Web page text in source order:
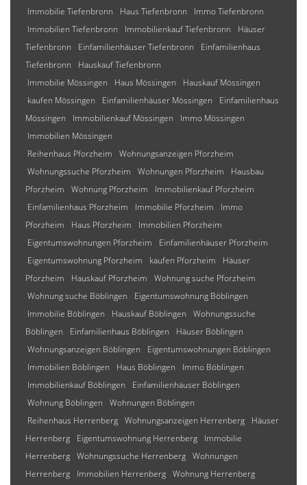
Immobilie Tiefenbronn
Haus Tiefenbronn
Immo Tiefenbronn
Immobilien Tiefenbronn
Immobilienkauf Tiefenbronn
Häuser
Tiefenbronn
Einfamilienhäuser Tiefenbronn
Einfamilienhaus
Tiefenbronn
Hauskauf Tiefenbronn
Immobilie Mössingen
Haus Mössingen
Hauskauf Mössingen
kaufen Mössingen
Einfamilienhäuser Mössingen
Einfamilienhaus
Mössingen
Immobilienkauf Mössingen
Immo Mössingen
Immobilien Mössingen
Reihenhaus Pforzheim
Wohnungsanzeigen Pforzheim
Wohnungssuche Pforzheim
Wohnungen Pforzheim
Hausbau
Pforzheim
Wohnung Pforzheim
Immobilienkauf Pforzheim
Einfamilienhaus Pforzheim
Immobilie Pforzheim
Immo
Pforzheim
Haus Pforzheim
Immobilien Pforzheim
Eigentumswohnungen Pforzheim
Einfamilienhäuser Pforzheim
Eigentumswohnung Pforzheim
kaufen Pforzheim
Häuser
Pforzheim
Hauskauf Pforzheim
Wohnung suche Pforzheim
Wohnung suche Böblingen
Eigentumswohnung Böblingen
Immobilie Böblingen
Hauskauf Böblingen
Wohnungssuche
Böblingen
Einfamilienhaus Böblingen
Häuser Böblingen
Wohnungsanzeigen Böblingen
Eigentumswohnungen Böblingen
Immobilien Böblingen
Haus Böblingen
Immo Böblingen
Immobilienkauf Böblingen
Einfamilienhäuser Böblingen
Wohnung Böblingen
Wohnungen Böblingen
Reihenhaus Herrenberg Wohnungsanzeigen Herrenberg
Häuser
Herrenberg
Eigentumswohnung Herrenberg
Immobilie
Herrenberg Wohnungssuche Herrenberg Wohnungen
Herrenberg
Immobilien Herrenberg Wohnung Herrenberg